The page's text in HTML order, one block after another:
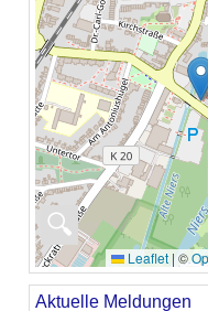
🔍
Leaflet | ©
Aktuelle Meldungen